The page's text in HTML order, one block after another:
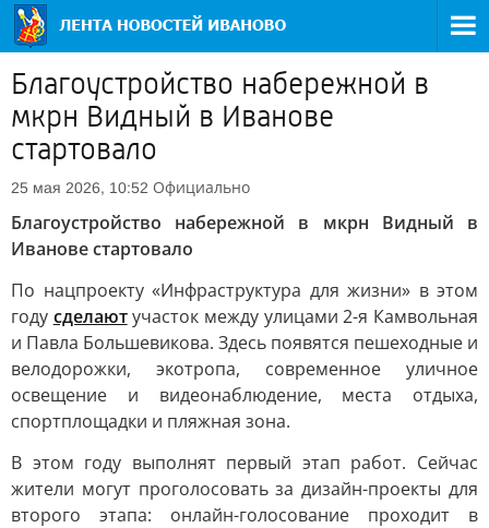
Благоустройство набережной в
мкрн Видный в Иванове
стартовало
25 мая 2026, 10:52 Официально
Благоустройство набережной в мкрн Видный в
Иванове стартовало
По нацпроекту «Инфраструктура для жизни» в этом
году сделаютучасток между улицами 2-я Камвольная
и Павла Большевикова. Здесь появятся пешеходные и
велодорожки, экотропа, современное уличное
освещение и видеонаблюдение, места отдыха,
спортплощадки и пляжная зона.
В этом году выполнят первый этап работ. Сейчас
жители могут проголосовать за дизайн-проекты для
второго этапа: онлайн-голосование проходит в